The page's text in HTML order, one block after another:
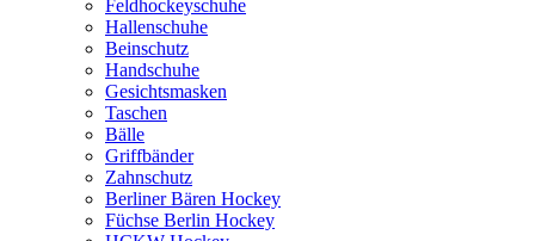
Feldhockeyschuhe
Hallenschuhe
Beinschutz
Handschuhe
Gesichtsmasken
Taschen
Bälle
Griffbänder
Zahnschutz
Berliner Bären Hockey
Füchse Berlin Hockey